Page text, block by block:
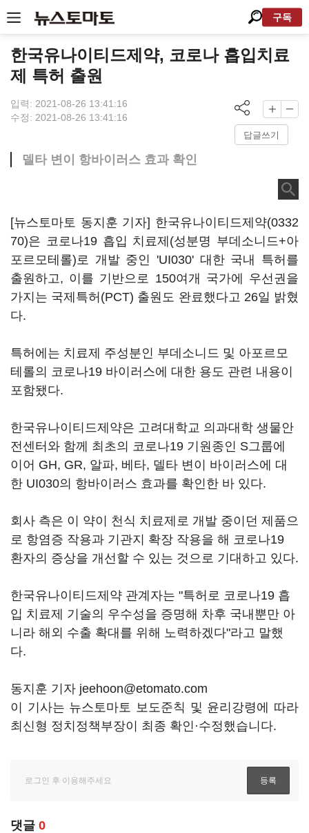
구독
한국유나이티드제약, 코로나 흡입치료
제 특허 출원
입력: 2021-08-26 13:41:16
수정: 2021-08-26 13:41:16
답글쓰기
델타 변이 항바이러스 효과 확인
[뉴스토마토 동지훈 기자] 한국유나이티드제약(0332
70)은 코로나19 흡입 치료제(성분명 부데소니드+아
포르모테롤)로 개발 중인 'UI030' 대한 국내 특허를
출원하고, 이를 기반으로 150여개 국가에 우선권을
가지는 국제특허(PCT) 출원도 완료했다고 26일 밝혔
다.
특허에는 치료제 주성분인 부데소니드 및 아포르모
테롤의 코로나19 바이러스에 대한 용도 관련 내용이
포함됐다.
한국유나이티드제약은 고려대학교 의과대학 생물안
전센터와 함께 최초의 코로나19 기원종인 S그룹에
이어 GH, GR, 알파, 베타, 델타 변이 바이러스에 대
한 UI030의 항바이러스 효과를 확인한 바 있다.
회사 측은 이 약이 천식 치료제로 개발 중이던 제품으
로 항염증 작용과 기관지 확장 작용을 해 코로나19
환자의 증상을 개선할 수 있는 것으로 기대하고 있다.
한국유나이티드제약 관계자는 "특허로 코로나19 흡
입 치료제 기술의 우수성을 증명해 차후 국내뿐만 아
니라 해외 수출 확대를 위해 노력하겠다"라고 말했
다.
동지훈 기자 jeehoon@etomato.com
이 기사는 뉴스토마토 보도준칙 및 윤리강령에 따라
최신형 정치정책부장이 최종 확인·수정했습니다.
댓글 0